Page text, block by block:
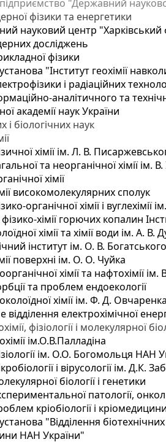
"Державний
фізики та енергетики
науковий центр "Харківський
досліджень
фізики
"Інститут геохімії
і радіаційних
аналітичного та
академії наук України
і біологічних наук
хімії ім. Л. В.
та неорганічної хімії ім.
хімії
високомолекулярних сполук
органічної хімії і
хімії горючих копалин
хімії та хімії води ім. А.
інститут ім. О. В.
поверхні ім. О. О. Чуйка
хімії та нафтохімії
та проблем ендоекології
хімії ім. Ф. Д.
відділення електрохімічної
фізіології і молекулярної
ім.О.В.Палладіна
ім. О.О. Богомольця НАН
і вірусології ім. Д.К.
біології і генетики
патології,
кріобіології і
"Відділення
НАН України"